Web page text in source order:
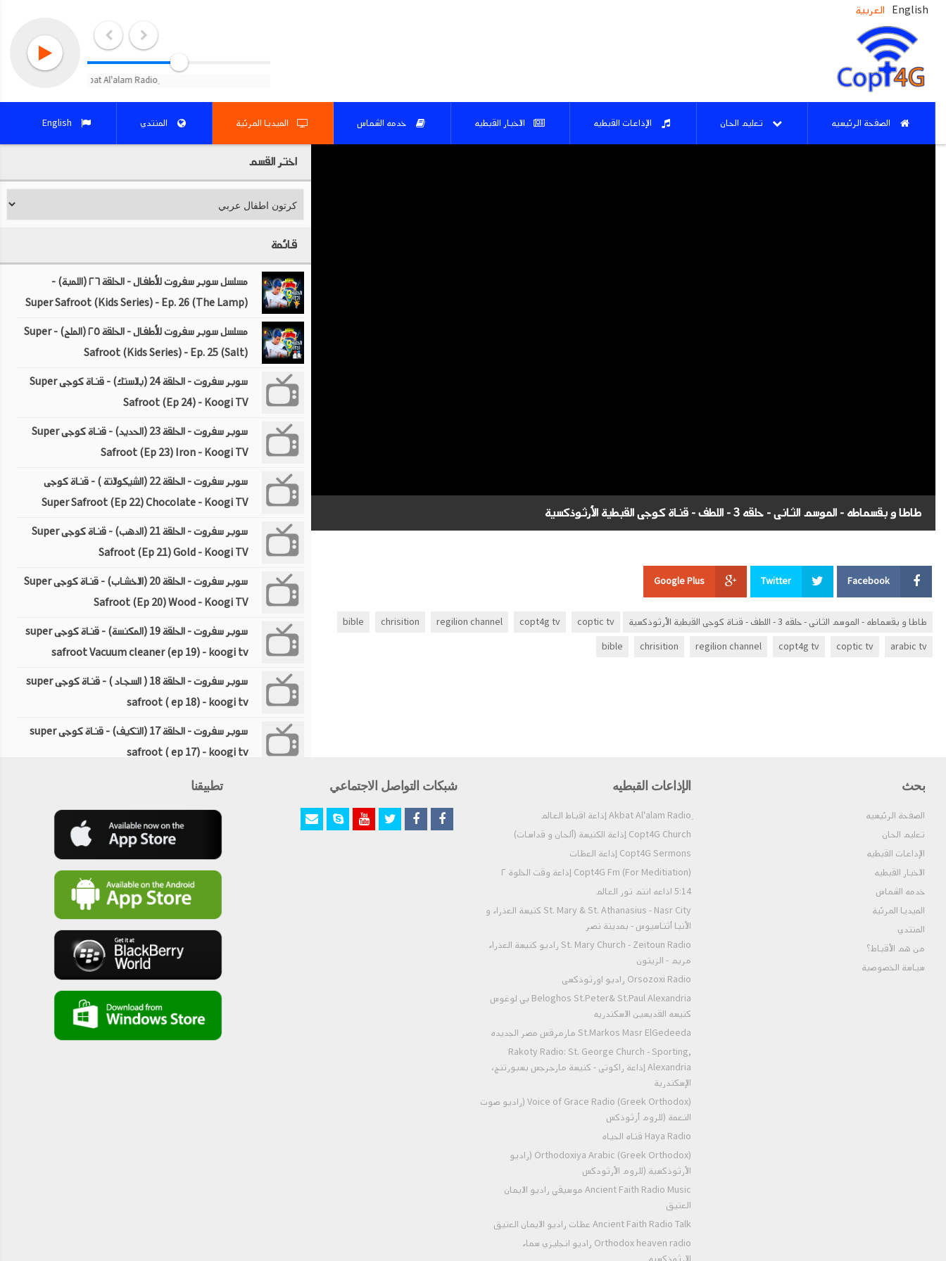
English العربية
ِAkbat Al'alam Radio إذاعة اقباط العالم
الصفحة الرئيسيه تعليم الحان الإذاعات القبطيه الاخبار القبطيه خدمه الشماس الميديا المرئية المنتدي English
طاطا و بقسماطه - الموسم الثانى - حلقه 3 - اللطف - قناة كوجى القبطية الأرثوذكسية
Facebook
Twitter
Google Plus
طاطا و بقسماطه - الموسم الثانى - حلقه 3 - اللطف - قناة كوجى القبطية الأرثوذكسية coptic tv
copt4g tv
regilion channel
chrisition
bible
arabic tv
coptic tv
copt4g tv
regilion channel
chrisition
bible
اختر القسم
قائمة
مسلسل سوبر سفروت للأطفال - الحلقة ٢٦ (اللمبة) -
Super Safroot (Kids Series) - Ep. 26 (The Lamp)
مسلسل سوبر سفروت للأطفال - الحلقة ٢٥ (الملح) - Super
Safroot (Kids Series) - Ep. 25 (Salt)
سوبر سفروت - الحلقة 24 (بلاستك) - قناة كوجى Super
Safroot (Ep 24) - Koogi TV
سوبر سفروت - الحلقة 23 (الحديد) - قناة كوجى Super
Safroot (Ep 23) Iron - Koogi TV
سوبر سفروت - الحلقة 22 (الشيكولاتة ) - قناة كوجى
Super Safroot (Ep 22) Chocolate - Koogi TV
سوبر سفروت - الحلقة 21 (الدهب) - قناة كوجى Super
Safroot (Ep 21) Gold - Koogi TV
سوبر سفروت - الحلقة 20 (الاخشاب) - قناة كوجى Super
Safroot (Ep 20) Wood - Koogi TV
سوبر سفروت - الحلقة 19 (المكنسة) - قناة كوجى super
safroot Vacuum cleaner (ep 19) - koogi tv
سوبر سفروت - الحلقة 18 ( السجاد ) - قناة كوجى super
safroot ( ep 18) - koogi tv
سوبر سفروت - الحلقة 17 (التكيف) - قناة كوجى super
safroot ( ep 17) - koogi tv
safroot ( ep 15 - koogi tv
safroot ( ep 14)soap - koogi tv
سوبر سفروت - الحلقة الخامسة (الملابس) - قناة كوجى
super safroot ( ep 13) clothes- koogi tv
سوبر سفروت - الحلقة الخامسة (الفخار) - قناة كوجى
super safroot ( ep 12) pottery- koogi tv
بحث
الصفحة الرئيسيه
تعليم الحان
الإذاعات القبطيه
الاخبار القبطيه
خدمه الشماس
الميديا المرئية
المنتدي
من هم الأقباط؟‎
سياسة الخصوصية
الإذاعات القبطيه
Copt4G Church إذاعة الكنيسة (ألحان و قداسات)
Copt4G Sermons إذاعة العظات
Copt4G Fm (For Meditiation) إذاعة وقت الخلوة ٢
5:14 اذاعه انتم نور العالم
St. Mary & St. Athanasius - Nasr City كنيسة العذراء و
الأنبا أثناسيوس - بمدينة نصر
St. Mary Church - Zeitoun Radio راديو كنيسة العذراء
مريم - الزيتون
Orsozoxi Radio راديو اورثوذكسى
Beloghos St.Peter& St.Paul Alexandria بي لوغوس
كنيسه القديسين الاسكندريه
St.Markos Masr ElGedeeda مارمرقس مصر الجديده
Rakoty Radio: St. George Church - Sporting,
Alexandria إذاعة راكوتى - كنيسة مارجرجس بسبورتنج،
الإسكندرية
Voice of Grace Radio (Greek Orthodox) (راديو صوت
النعمة (للروم أرثوذكس
Haya Radio قناه الحياه
Orthodoxiya Arabic (Greek Orthodox) (راديو
الأرثوذكسية (للروم الأرثودكس
Ancient Faith Radio Music موسيقي راديو الايمان
العتيق
Ancient Faith Radio Talk عظات راديو الايمان العتيق
Orthodox heaven radio راديو انجليزي سماء
شبكات التواصل الاجتماعي تطبيقنا